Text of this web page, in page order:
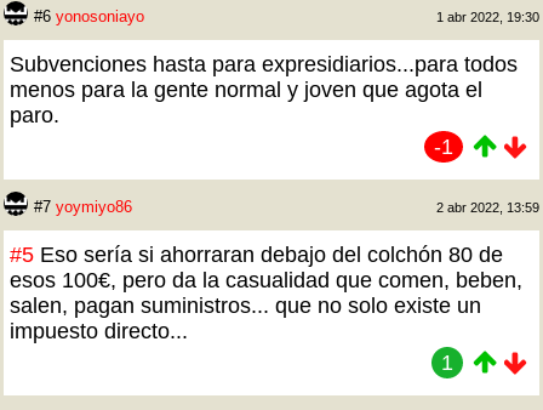
#6 yonosoniayo 1 abr 2022, 19:30
Subvenciones hasta para expresidiarios...para todos
menos para la gente normal y joven que agota el
paro.
-1
#7 yoymiyo86 2 abr 2022, 13:59
#5 Eso sería si ahorraran debajo del colchón 80 de
esos 100€, pero da la casualidad que comen, beben,
salen, pagan suministros... que no solo existe un
impuesto directo...
1